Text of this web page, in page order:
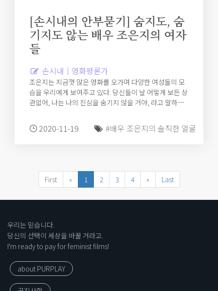
[손시내의 안부묻기] 숨지도, 숨
기지도 않는 배우 조은지의 여자
들
손시내｜영화평론가
조은지는 지금껏 많은 영화를 오가며 다양한 여성들의 모
습을 우리에게 보여주고 있다. 당신들이 날 어떻게 보든 상
관없어, 나는 나의 진심을 숨기지 않을 거야, 라고 말하는
2020-11-19 #배우 조은지의 솔직한 얼굴
First « 1 2 3 4 » Last
우리는 믿습니다.
당신의 선택이 세상을 바꿀 거라고.
I'm ready to pay for feminist films!
about PURPLAY